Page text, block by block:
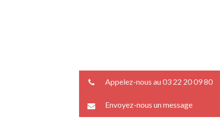
Appelez-nous au 03 22 20 09 80
Envoyez-nous un message